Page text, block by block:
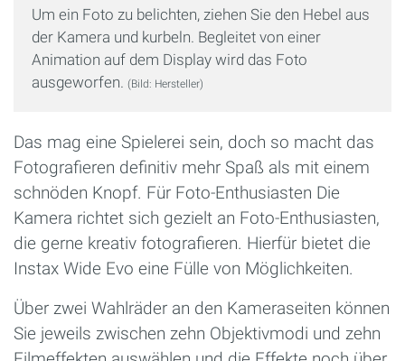
Um ein Foto zu belichten, ziehen Sie den Hebel aus
der Kamera und kurbeln. Begleitet von einer
Animation auf dem Display wird das Foto
ausgeworfen. (Bild: Hersteller)
Das mag eine Spielerei sein, doch so macht das
Fotografieren definitiv mehr Spaß als mit einem
schnöden Knopf. Für Foto-Enthusiasten Die
Kamera richtet sich gezielt an Foto-Enthusiasten,
die gerne kreativ fotografieren. Hierfür bietet die
Instax Wide Evo eine Fülle von Möglichkeiten.
Über zwei Wahlräder an den Kameraseiten können
Sie jeweils zwischen zehn Objektivmodi und zehn